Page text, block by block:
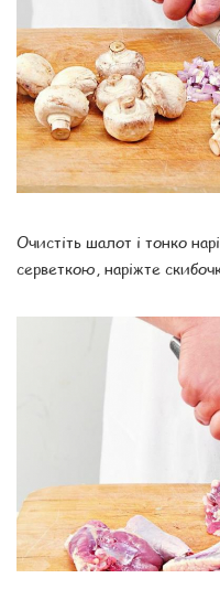
Очистіть шалот і тонко
серветкою, наріжте